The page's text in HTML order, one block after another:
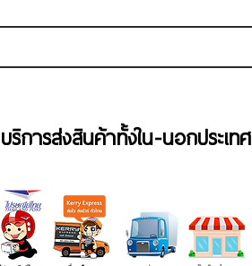
บริการส่งสินค้าทั้งใน-นอกประเทศ